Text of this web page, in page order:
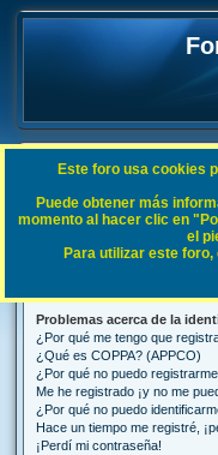
FAQ
Índice general
Preguntas
Problemas acerca de la
¿Por qué me tengo que
¿Qué es COPPA? (APPCO)
¿Por qué no puedo
Me he registrado ¡y no me
¿Por qué no puedo
Hace un tiempo me registré,
¡Perdí mi contraseña!
Este foro usa cookies
Puede obtener más
momento al hacer clic en
el
Para utilizar este